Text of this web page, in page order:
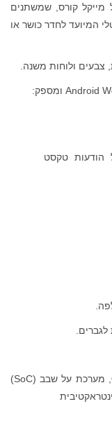
מייקל קורס, שמשתנים
המיועד לחדר כושר או
צבעים ולוחות משנה.
הודעות טקסט
Qualcomm® Snapdragon™ Wear 2100, מערכת על שבב (SoC)